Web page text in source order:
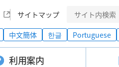
サイトマップ
中文簡体 한글 Portuguese
利用案内